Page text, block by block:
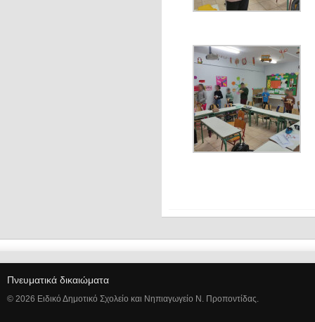
Πνευματικά δικαιώματα
© 2026 Ειδικό Δημοτικό Σχολείο και Νηπιαγωγείο Ν. Προποντίδας.